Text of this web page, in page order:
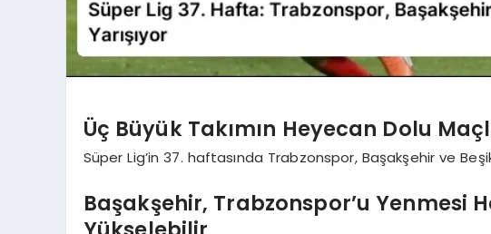
Üç Büyük Takımın Heyecan Dolu
Süper Lig’in 37. haftasında Trabzonspor, Başakşehir ve
Başakşehir, Trabzonspor’u Yenmesi